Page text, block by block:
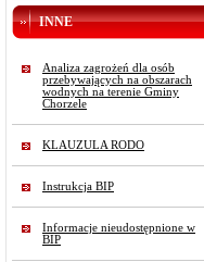
INNE
Analiza zagrożeń dla osób
przebywających na obszarach
wodnych na terenie Gminy
Chorzele
KLAUZULA RODO
Instrukcja BIP
Informacje nieudostępnione w
BIP